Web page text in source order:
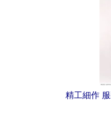
精工細作